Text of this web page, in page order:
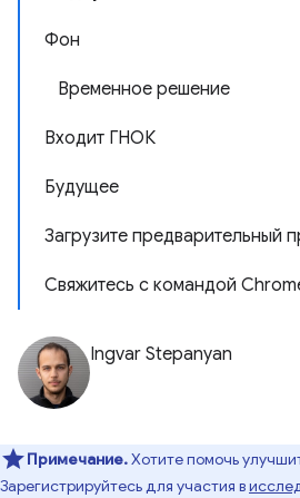
Фон
Временное решение
Входит ГНОК
Будущее
Загрузите предварительный
Свяжитесь с командой
Ingvar Stepanyan
Примечание.Хотите помочь
Зарегистрируйтесь для участия в